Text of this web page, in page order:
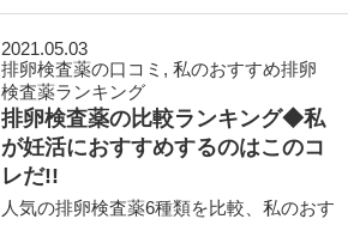
2021.05.03
排卵検査薬の口コミ ,私のおすすめ排卵
検査薬ランキング
排卵検査薬の比較ランキング◆私
が妊活におすすめするのはこのコ
レだ!!
人気の排卵検査薬6種類を比較、私のおす